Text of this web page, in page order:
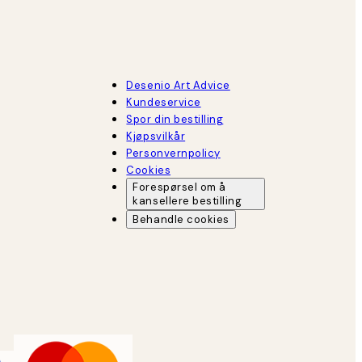
Desenio Art Advice
Kundeservice
Spor din bestilling
Kjøpsvilkår
Personvernpolicy
Cookies
Forespørsel om å
kansellere bestilling
Behandle cookies